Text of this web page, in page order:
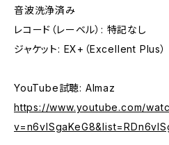
音波洗浄済み
レコード（レーベル）: 特記なし
ジャケット: EX+（Excellent Plus）
YouTube試聴: Almaz
https://www.youtube.com/